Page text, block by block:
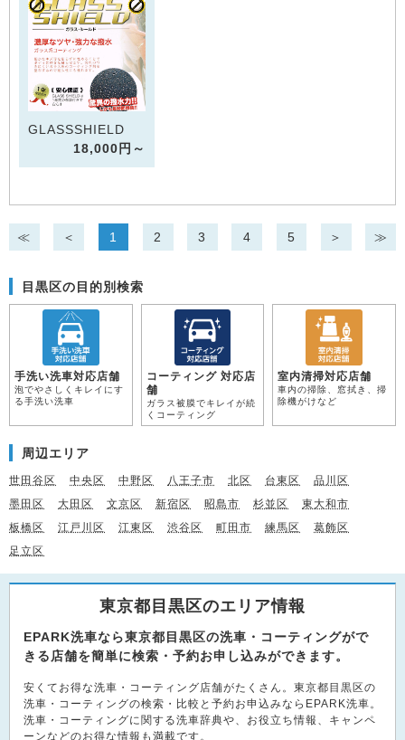
GLASSSHIELD
18,000円～
≪ ＜ 1 2 3 4 5 ＞ ≫
目黒区の目的別検索
手洗い洗車対応店舗
泡でやさしくキレイにす
る手洗い洗車
コーティング 対応店
舗
ガラス被膜でキレイが続
くコーティング
室内清掃対応店舗
車内の掃除、窓拭き、掃
除機がけなど
周辺エリア
世田谷区 中央区 中野区 八王子市 北区 台東区
品川区
墨田区
大田区 文京区 新宿区 昭島市 杉並区
東大和市
板橋区
江戸川区 江東区 渋谷区 町田市 練馬区
葛飾区
足立区
東京都目黒区のエリア情報
EPARK洗車なら東京都目黒区の洗車・コーティングがで
きる店舗を簡単に検索・予約お申し込みができます。
安くてお得な洗車・コーティング店舗がたくさん。東京都目黒区の
洗車・コーティングの検索・比較と予約お申込みならEPARK洗車。
洗車・コーティングに関する洗車辞典や、お役立ち情報、キャンペ
ーンなどのお得な情報も満載です。